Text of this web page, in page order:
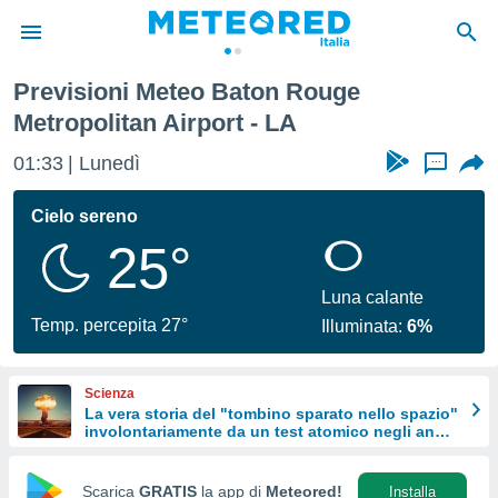
di
per
di
Web
le
Previsioni Meteo Baton Rouge
Metropolitan Airport - LA
01:33 Lunedì ...
Cielo sereno
25°
Temp. percepita 27°
Luna calante
Illuminata:6%
Scienza
La vera storia del "tombino sparato nello spazio"
involontariamente da un test atomico negli anni
Scarica GRATIS la app di Meteored! Installa